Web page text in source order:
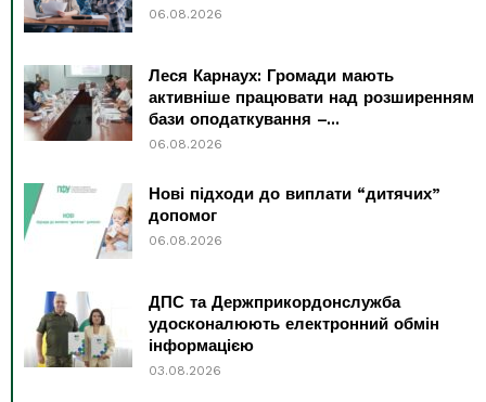
06.08.2026
Леся Карнаух: Громади мають
активніше працювати над розширенням
бази оподаткування –...
06.08.2026
Нові підходи до виплати “дитячих”
допомог
06.08.2026
ДПС та Держприкордонслужба
удосконалюють електронний обмін
інформацією
03.08.2026